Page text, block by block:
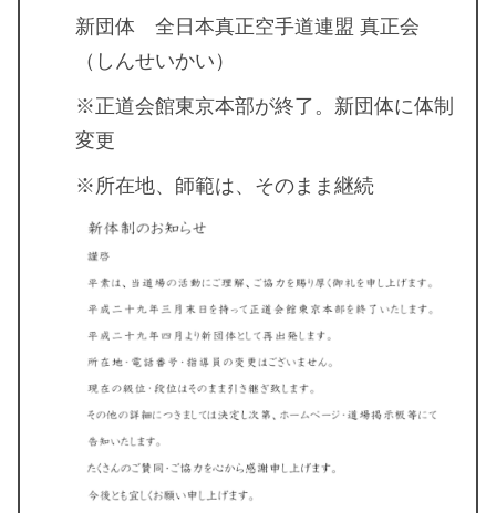
新団体 全日本真正空手道連盟 真正会
（しんせいかい）
※正道会館東京本部が終了。新団体に体制
変更
※所在地、師範は、そのまま継続